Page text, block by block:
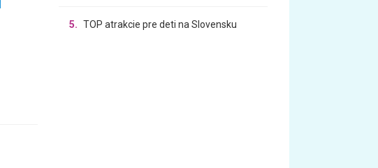
5. TOP atrakcie pre deti na Slovensku